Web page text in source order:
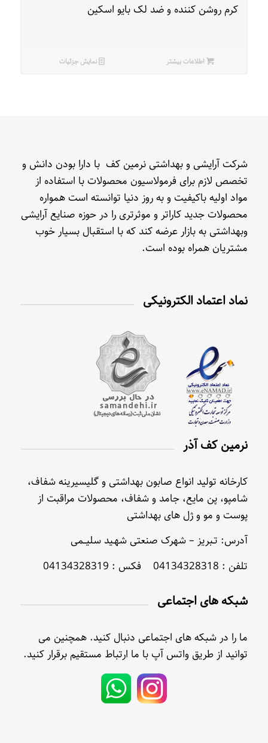
کرم روشن کننده و ضد لک بایو اسکین
اطلاعات بیشتر نمایش جزئیات
شرکت آرایشی و بهداشتی نرمین کف با دارا بودن دانش و
تخصص لازم برای فرمولاسیون محصولات با استفاده از
مواد اولیه باکیفیت و به روز دنیا توانسته است همواره
محصولات جدید کاراتر و موثرتری را در حوزه صنایع آرایشی
وبهداشتی به بازار عرضه کند که با استقبال بسیار خوب
مشتریان همراه بوده است.
نماد اعتماد الکترونیکی
نرمین کف آذر
کارخانه تولید انواع صابون بهداشتی و گلیسیرینه شفاف،
شامپو، پن مایع، جامد و شفاف، محصولات مراقبت از
پوست و مو و ژل های بهداشتی
آدرس: تـبریز – شهرک صنعتی شهـید سلیــمی
تلفن : 04134328318 فکس : 04134328319
شبکه های اجتماعی
ما را در شبکه های اجتماعی دنبال کنید. همچنین می
توانید از طریق واتس آپ با ما ارتباط مستقیم برقرار کنید.